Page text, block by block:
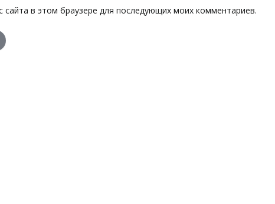
в этом браузере для последующих моих комментариев.